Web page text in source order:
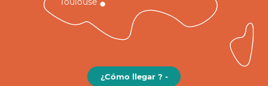
¿Cómo llegar ? -